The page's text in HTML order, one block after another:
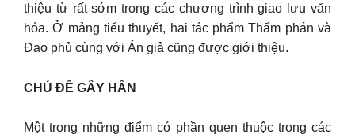
thiệu từ rất sớm trong các chương trình giao lưu văn
hóa. Ở mảng tiểu thuyết, hai tác phẩm Thẩm phán và
Đao phủ cùng với Án giả cũng được giới thiệu.
CHỦ ĐỀ GÂY HẤN
Một trong những điểm có phần quen thuộc trong các